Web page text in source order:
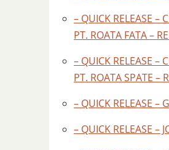
– QUICK RELEASE –
PT. ROATA FATA –
– QUICK RELEASE –
PT. ROATA SPATE –
– QUICK RELEASE –
– QUICK RELEASE –